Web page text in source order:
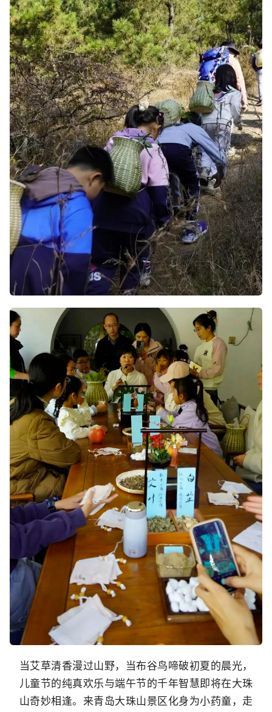
当艾草清香漫过山野，当布谷鸟啼破初夏的晨光，
儿童节的纯真欢乐与端午节的千年智慧即将在大珠
山奇妙相逢。来青岛大珠山景区化身为小药童，走